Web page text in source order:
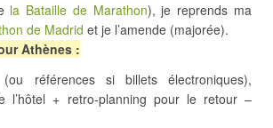
la Bataille de Marathon), je reprends ma
de Madrid et je l’amende (majorée).
Athènes :
(ou références si billets électroniques),
l’hôtel + retro-planning pour le retour –